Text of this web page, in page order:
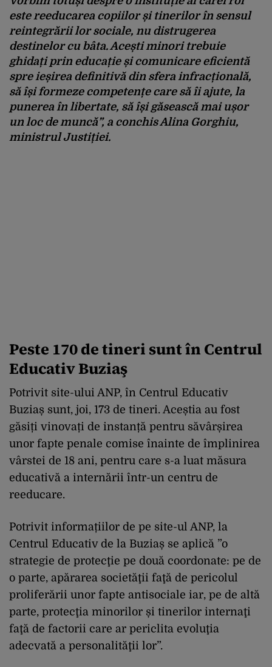
este reeducarea copiilor și tinerilor în sensul
reintegrării lor sociale, nu distrugerea
destinelor cu bâta. Acești minori trebuie
ghidați prin educație și comunicare eficientă
spre ieșirea definitivă din sfera infracțională,
să își formeze competențe care să îi ajute, la
punerea în libertate, să își găsească mai ușor
un loc de muncă”, a conchis Alina Gorghiu,
ministrul Justiției.
Peste 170 de tineri sunt în Centrul
Educativ Buziaş
Potrivit site-ului ANP, în Centrul Educativ
Buziaș sunt, joi, 173 de tineri. Aceștia au fost
găsiți vinovați de instanță pentru săvârșirea
unor fapte penale comise înainte de împlinirea
vârstei de 18 ani, pentru care s-a luat măsura
educativă a internării într-un centru de
reeducare.
Potrivit informațiilor de pe site-ul ANP, la
Centrul Educativ de la Buziaș se aplică ”o
strategie de protecţie pe două coordonate: pe de
o parte, apărarea societăţii faţă de pericolul
proliferării unor fapte antisociale iar, pe de altă
parte, protecţia minorilor și tinerilor internaţi
faţă de factorii care ar periclita evoluţia
adecvată a personalităţii lor”.